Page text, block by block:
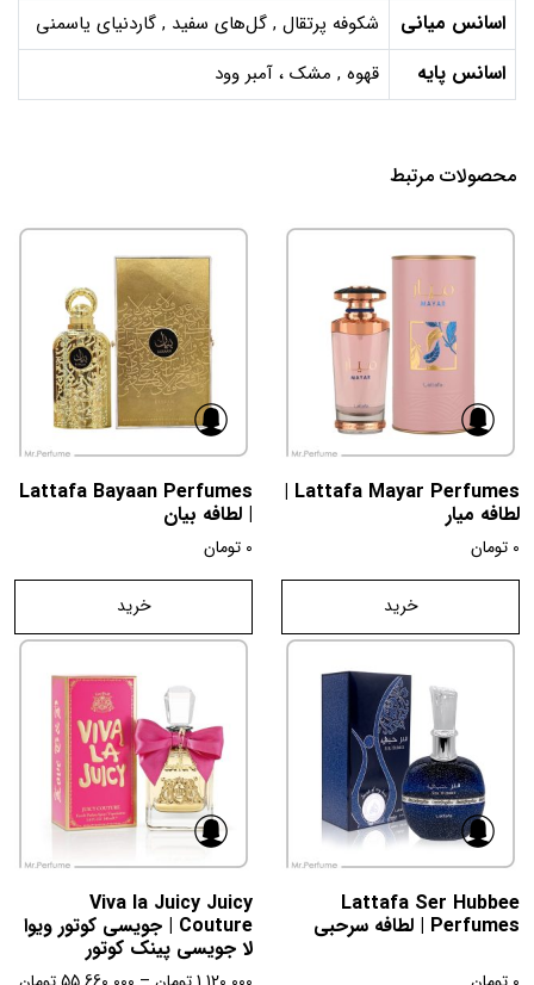
اسانس میانی شکوفه پرتقال , گل‌های سفید , گاردنیای یاسمنی
اسانس پایه قهوه , مشک ، آمبر وود
محصولات مرتبط
Lattafa Mayar Perfumes |
لطافه میار
0 تومان
خرید
Lattafa Bayaan Perfumes
| لطافه بیان
0 تومان
خرید
Lattafa Ser Hubbee
Perfumes | لطافه سرحبی
Viva la Juicy Juicy
Couture | جویسی کوتور ویوا
لا جویسی پینک کوتور